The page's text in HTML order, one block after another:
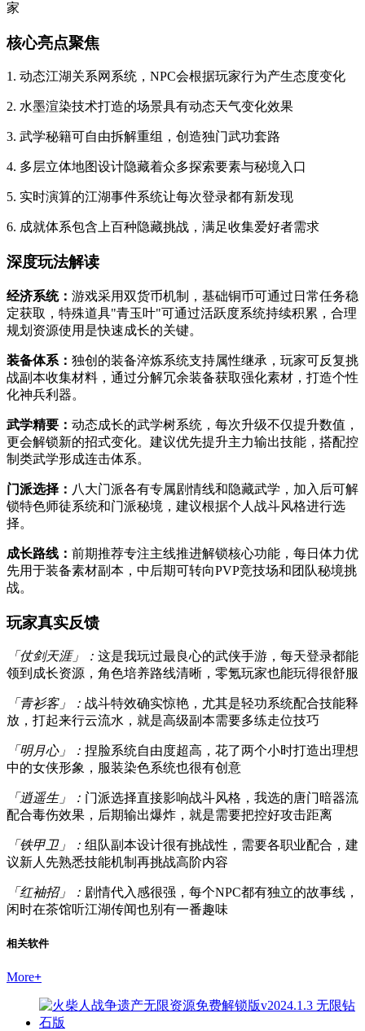
家
核心亮点聚焦
1. 动态江湖关系网系统，NPC会根据玩家行为产生态度变化
2. 水墨渲染技术打造的场景具有动态天气变化效果
3. 武学秘籍可自由拆解重组，创造独门武功套路
4. 多层立体地图设计隐藏着众多探索要素与秘境入口
5. 实时演算的江湖事件系统让每次登录都有新发现
6. 成就体系包含上百种隐藏挑战，满足收集爱好者需求
深度玩法解读
经济系统： 游戏采用双货币机制，基础铜币可通过日常任务稳
定获取，特殊道具"青玉叶"可通过活跃度系统持续积累，合理
规划资源使用是快速成长的关键。
装备体系： 独创的装备淬炼系统支持属性继承，玩家可反复挑
战副本收集材料，通过分解冗余装备获取强化素材，打造个性
化神兵利器。
武学精要： 动态成长的武学树系统，每次升级不仅提升数值，
更会解锁新的招式变化。建议优先提升主力输出技能，搭配控
制类武学形成连击体系。
门派选择： 八大门派各有专属剧情线和隐藏武学，加入后可解
锁特色师徒系统和门派秘境，建议根据个人战斗风格进行选
择。
成长路线： 前期推荐专注主线推进解锁核心功能，每日体力优
先用于装备素材副本，中后期可转向PVP竞技场和团队秘境挑
战。
玩家真实反馈
「仗剑天涯」： 这是我玩过最良心的武侠手游，每天登录都能
领到成长资源，角色培养路线清晰，零氪玩家也能玩得很舒服
「青衫客」： 战斗特效确实惊艳，尤其是轻功系统配合技能释
放，打起来行云流水，就是高级副本需要多练走位技巧
「明月心」： 捏脸系统自由度超高，花了两个小时打造出理想
中的女侠形象，服装染色系统也很有创意
「逍遥生」： 门派选择直接影响战斗风格，我选的唐门暗器流
配合毒伤效果，后期输出爆炸，就是需要把控好攻击距离
「铁甲卫」： 组队副本设计很有挑战性，需要各职业配合，建
议新人先熟悉技能机制再挑战高阶内容
「红袖招」： 剧情代入感很强，每个NPC都有独立的故事线，
闲时在茶馆听江湖传闻也别有一番趣味
相关软件
More+